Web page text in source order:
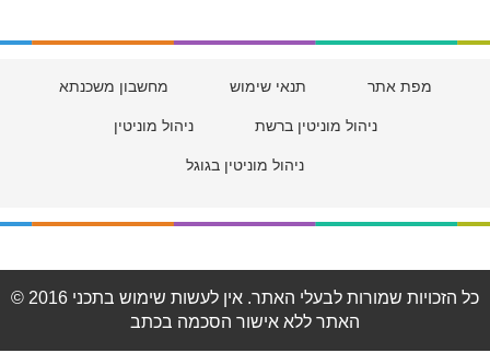
מפת אתר תנאי שימוש מחשבון משכנתא
ניהול מוניטין ברשת ניהול מוניטין
ניהול מוניטין בגוגל
© 2016 כל הזכויות שמורות לבעלי האתר. אין לעשות שימוש בתכני
האתר ללא אישור הסכמה בכתב